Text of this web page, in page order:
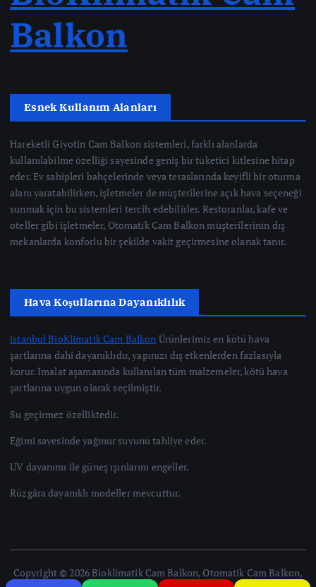
Balkon
Esnek Kullanım Alanları
Hareketli Giyotin Cam Balkon sistemleri, farklı alanlarda
kullanılabilme özelliği sayesinde geniş bir tüketici kitlesine hitap
eder. Ev sahipleri bahçelerinde veya teraslarında keyifli bir oturma
alanı yaratabilirken, işletmeler de müşterilerine açık hava seçeneği
sunmak için bu sistemleri tercih edebilirler. Restoranlar, kafe ve
oteller gibi işletmeler, Otomatik Cam Balkon müşterilerinin dış
mekanlarda konforlu bir şekilde vakit geçirmesine olanak tanır.
Hava Koşullarına Dayanıklılık
istanbul BioKlimatik Cam Balkon Ürünlerimiz en kötü hava
şartlarına dahi dayanıklıdır, yapınızı dış etkenlerden fazlasıyla
korur. İmalat aşamasında kullanılan tüm malzemeler, kötü hava
şartlarına uygun olarak seçilmiştir.
Su geçirmez özelliktedir.
Eğimi sayesinde yağmur suyunu tahliye eder.
UV dayanımı ile güneş ışınlarını engeller.
Rüzgâra dayanıklı modeller mevcuttur.
Copyright © 2026 Bioklimatik Cam Balkon, Otomatik Cam Balkon,